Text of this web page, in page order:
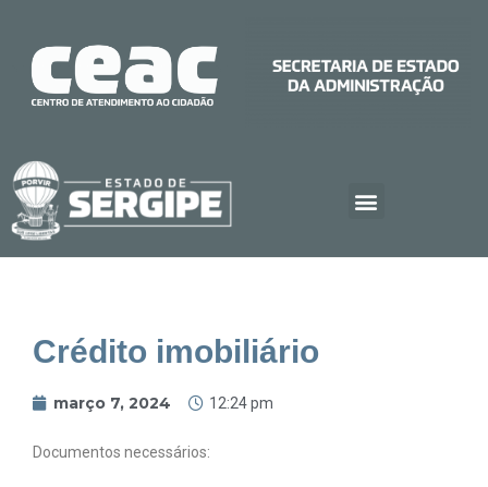
Crédito imobiliário
março 7, 2024 12:24 pm
Documentos necessários: